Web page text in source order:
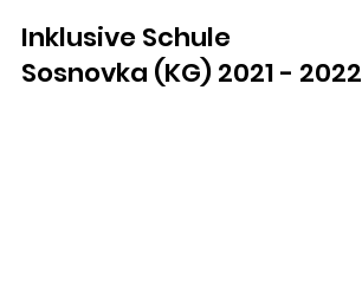
Inklusive Schule
Sosnovka (KG) 2021 - 2022